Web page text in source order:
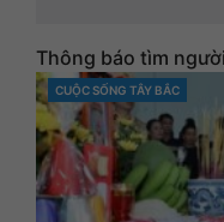
Thông báo tìm
CATEGORIES
CUỘC SỐNG TÂY BẮC